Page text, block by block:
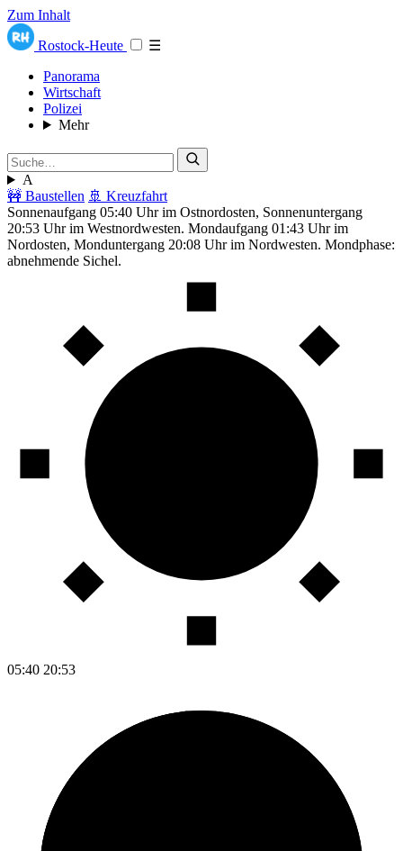
Zum Inhalt
Rostock-Heute
☰
Panorama
Wirtschaft
Polizei
Mehr
A
🚧 Baustellen 🚢 Kreuzfahrt
Sonnenaufgang 05:40 Uhr im Ostnordosten, Sonnenuntergang
20:53 Uhr im Westnordwesten. Mondaufgang 01:43 Uhr im
Nordosten, Monduntergang 20:08 Uhr im Nordwesten. Mondphase:
abnehmende Sichel.
05:40 20:53